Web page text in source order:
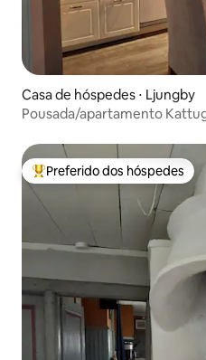
Casa de hóspedes ⋅ Ljungby
Pousada/apartamento
Entre os melhores preferidos
Preferido dos hóspedes